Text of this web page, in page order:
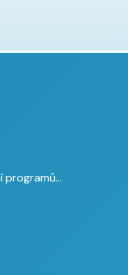
programů...